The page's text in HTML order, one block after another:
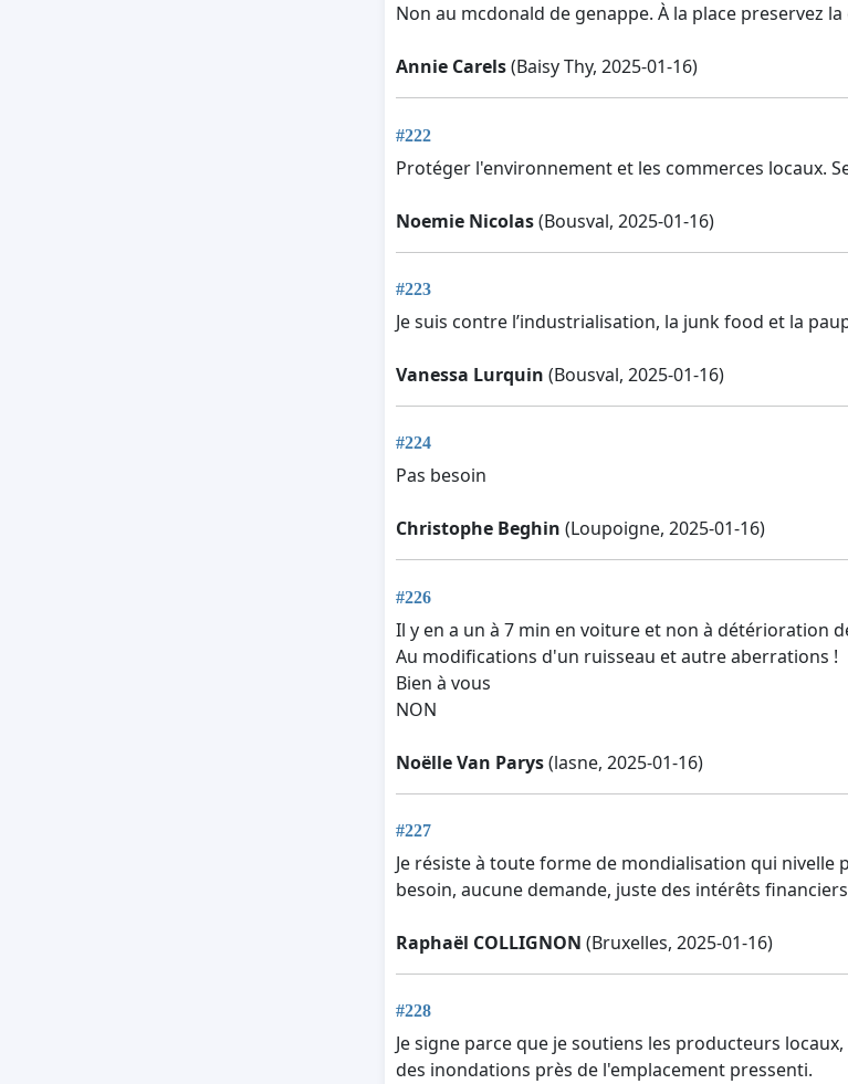
Non au mcdonald de genappe. À la place preservez
Annie Carels(Baisy Thy, 2025-01-16)
#222
Protéger l'environnement et les commerces locaux.
Noemie Nicolas(Bousval, 2025-01-16)
#223
Je suis contre l’industrialisation, la junk food et la
Vanessa Lurquin (Bousval, 2025-01-16)
#224
Pas besoin
Christophe Beghin (Loupoigne, 2025-01-16)
#226
Il y en a un à 7 min en voiture et non à détérioration
Au modifications d'un ruisseau et autre aberrations !
Bien à vous
NON
Noëlle Van Parys(lasne, 2025-01-16)
#227
Je résiste à toute forme de mondialisation qui nivelle
besoin, aucune demande, juste des intérêts
Raphaël COLLIGNON (Bruxelles, 2025-01-16)
#228
Je signe parce que je soutiens les producteurs
des inondations près de l'emplacement pressenti.